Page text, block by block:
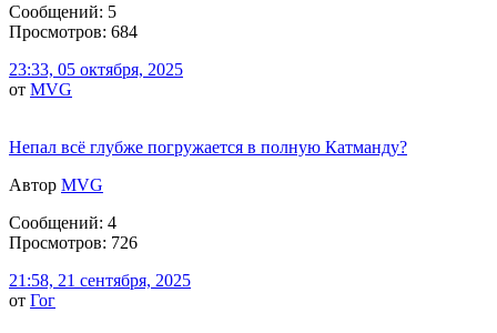
Сообщений: 5
Просмотров: 684
23:33, 05 октября, 2025
от MVG
Непал всё глубже погружается в полную Катманду?
Автор MVG
Сообщений: 4
Просмотров: 726
21:58, 21 сентября, 2025
от Гог